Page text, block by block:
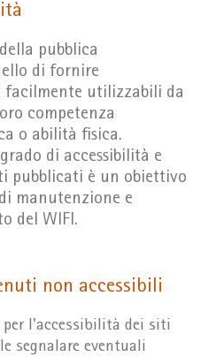
pubblica
di fornire
facilmente utilizzabili da
competenza
o abilità fisica.
di accessibilità e
pubblicati è un obiettivo
manutenzione e
del WIFI.
non accessibili
per l'accessibilità dei siti
segnalare eventuali